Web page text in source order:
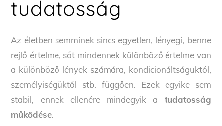
tudatosság
Az életben semminek sincs egyetlen, lényegi, benne
rejlő értelme, sőt mindennek különböző értelme van
a különböző lények számára, kondicionáltságuktól,
személyiségüktől stb. függően. Ezek egyike sem
stabil, ennek ellenére mindegyik a tudatosság
működése.